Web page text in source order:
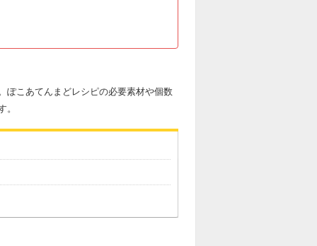
ぽこあてんまどレシピの必要素材や個数